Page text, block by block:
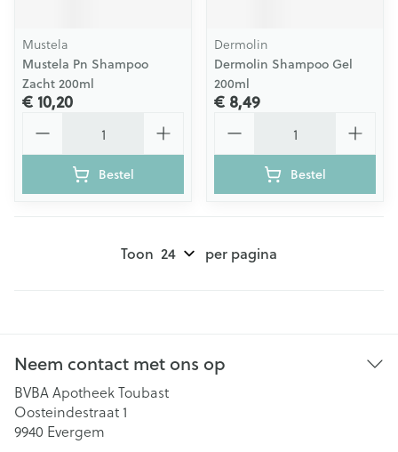
Mustela
Mustela Pn Shampoo
Zacht 200ml
€ 10,20
Bestel
Dermolin
Dermolin Shampoo Gel
200ml
€ 8,49
Bestel
Toon per pagina
Neem contact met ons op
BVBA Apotheek Toubast
Oosteindestraat 1
9940 Evergem